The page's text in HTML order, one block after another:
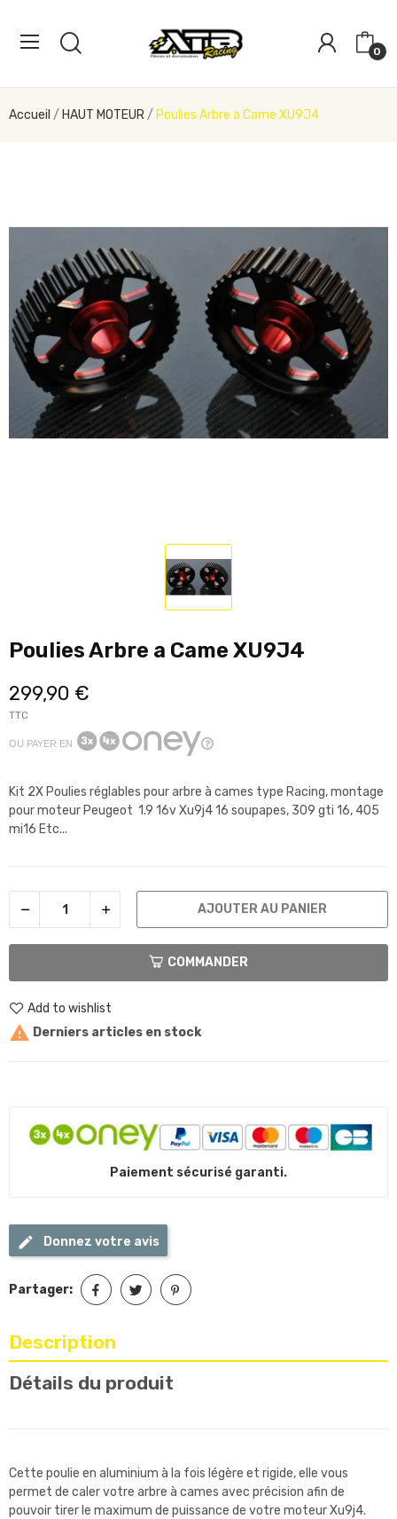
0
Accueil HAUT MOTEUR Poulies Arbre a Came XU9J4
Poulies Arbre a Came XU9J4
299,90 €
TTC
OU PAYER EN
Kit 2X Poulies réglables pour arbre à cames type Racing, montage
pour moteur Peugeot 1.9 16v Xu9j4 16 soupapes, 309 gti 16, 405
mi16 Etc...
AJOUTER AU PANIER
COMMANDER
Add to wishlist
 Derniers articles en stock
Paiement sécurisé garanti.
Donnez votre avis
Partager:
Description
Détails du produit
Cette poulie en aluminium à la fois légère et rigide, elle vous
permet de caler votre arbre à cames avec précision afin de
pouvoir tirer le maximum de puissance de votre moteur Xu9j4.